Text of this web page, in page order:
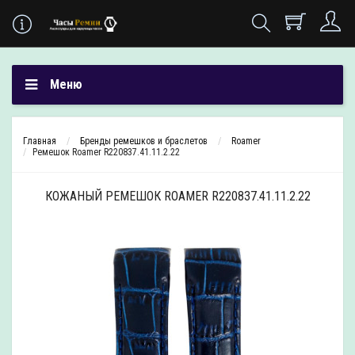
Меню
Главная Бренды ремешков и браслетов
Roamer
Ремешок Roamer R220837.41.11.2.22
КОЖАНЫЙ РЕМЕШОК ROAMER R220837.41.11.2.22